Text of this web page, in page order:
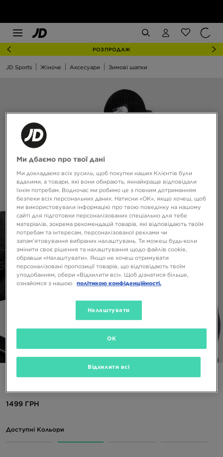
РОЗПРОДАЖ
JD Sports Жіноче Аксесуари Зимові шапки
THE NORTH FACE ШАПКА TNF LOGO BOX CUFFED BNE
1499 ГРН
Доступні Кольори
Ми дбаємо про твої дані
Ми докладаємо всіх зусиль, щоб покупки наших Клієнтів були
вдалими, а товари, які вони обирають, якнайкраще відповідали
їхнім потребам. Водночас ми робимо це з повним дотриманням
безпеки всіх персональних даних. Натисни «OK», якщо хочеш, щоб
ми використовували інформацію про твою поведінку на нашому
сайті для підготовки персоналізованих спеціально для тебе
матеріалів, зокрема рекомендацій товарів, які відповідають твоїм
потребам та інтересам, персоналізованої реклами чи
запам’ятовування вибраних налаштувань. Ти можеш будь-коли
змінити своє рішення та налаштування щодо файлів cookie,
обравши «Налаштувати». Якщо не хочеш отримувати
персоналізовані пропозиції товарів, що відповідають твоїм
уподобанням, обери «Відхилити всі». Щоб дізнатися більше,
ознайомся з нашою
політикою конфіденційності.
Налаштувати
Відхилити всі
OK